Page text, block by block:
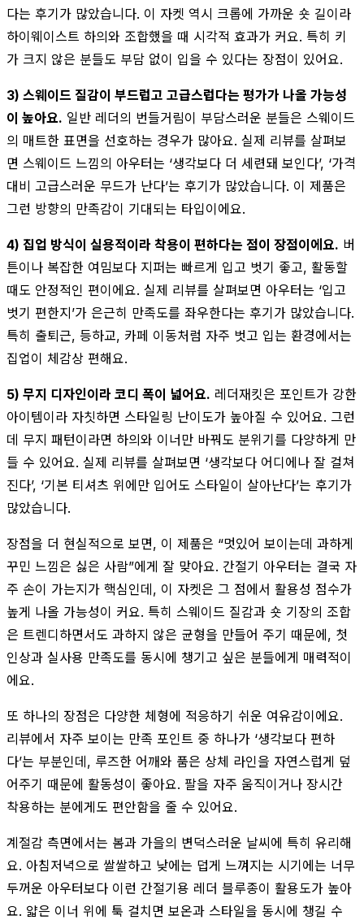
다는 후기가 많았습니다. 이 자켓 역시 크롭에 가까운 숏 길이라
하이웨이스트 하의와 조합했을 때 시각적 효과가 커요. 특히 키
가 크지 않은 분들도 부담 없이 입을 수 있다는 장점이 있어요.
3) 스웨이드 질감이 부드럽고 고급스럽다는 평가가 나올 가능성
이 높아요. 일반 레더의 번들거림이 부담스러운 분들은 스웨이드
의 매트한 표면을 선호하는 경우가 많아요. 실제 리뷰를 살펴보
면 스웨이드 느낌의 아우터는 ‘생각보다 더 세련돼 보인다’, ‘가격
대비 고급스러운 무드가 난다’는 후기가 많았습니다. 이 제품은
그런 방향의 만족감이 기대되는 타입이에요.
4) 집업 방식이 실용적이라 착용이 편하다는 점이 장점이에요. 버
튼이나 복잡한 여밈보다 지퍼는 빠르게 입고 벗기 좋고, 활동할
때도 안정적인 편이에요. 실제 리뷰를 살펴보면 아우터는 ‘입고
벗기 편한지’가 은근히 만족도를 좌우한다는 후기가 많았습니다.
특히 출퇴근, 등하교, 카페 이동처럼 자주 벗고 입는 환경에서는
집업이 체감상 편해요.
5) 무지 디자인이라 코디 폭이 넓어요. 레더재킷은 포인트가 강한
아이템이라 자칫하면 스타일링 난이도가 높아질 수 있어요. 그런
데 무지 패턴이라면 하의와 이너만 바꿔도 분위기를 다양하게 만
들 수 있어요. 실제 리뷰를 살펴보면 ‘생각보다 어디에나 잘 걸쳐
진다’, ‘기본 티셔츠 위에만 입어도 스타일이 살아난다’는 후기가
많았습니다.
장점을 더 현실적으로 보면, 이 제품은 “멋있어 보이는데 과하게
꾸민 느낌은 싫은 사람”에게 잘 맞아요. 간절기 아우터는 결국 자
주 손이 가는지가 핵심인데, 이 자켓은 그 점에서 활용성 점수가
높게 나올 가능성이 커요. 특히 스웨이드 질감과 숏 기장의 조합
은 트렌디하면서도 과하지 않은 균형을 만들어 주기 때문에, 첫
인상과 실사용 만족도를 동시에 챙기고 싶은 분들에게 매력적이
에요.
또 하나의 장점은 다양한 체형에 적응하기 쉬운 여유감이에요.
리뷰에서 자주 보이는 만족 포인트 중 하나가 ‘생각보다 편하
다’는 부분인데, 루즈한 어깨와 품은 상체 라인을 자연스럽게 덮
어주기 때문에 활동성이 좋아요. 팔을 자주 움직이거나 장시간
착용하는 분에게도 편안함을 줄 수 있어요.
계절감 측면에서는 봄과 가을의 변덕스러운 날씨에 특히 유리해
요. 아침저녁으로 쌀쌀하고 낮에는 덥게 느껴지는 시기에는 너무
두꺼운 아우터보다 이런 간절기용 레더 블루종이 활용도가 높아
요. 얇은 이너 위에 툭 걸치면 보온과 스타일을 동시에 챙길 수